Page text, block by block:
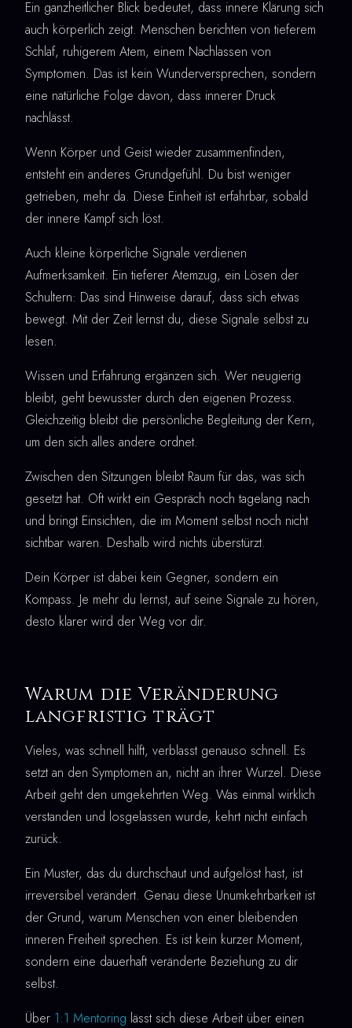
Ein ganzheitlicher Blick bedeutet, dass innere Klärung sich
auch körperlich zeigt. Menschen berichten von tieferem
Schlaf, ruhigerem Atem, einem Nachlassen von
Symptomen. Das ist kein Wunderversprechen, sondern
eine natürliche Folge davon, dass innerer Druck
nachlässt.
Wenn Körper und Geist wieder zusammenfinden,
entsteht ein anderes Grundgefühl. Du bist weniger
getrieben, mehr da. Diese Einheit ist erfahrbar, sobald
der innere Kampf sich löst.
Auch kleine körperliche Signale verdienen
Aufmerksamkeit. Ein tieferer Atemzug, ein Lösen der
Schultern: Das sind Hinweise darauf, dass sich etwas
bewegt. Mit der Zeit lernst du, diese Signale selbst zu
lesen.
Wissen und Erfahrung ergänzen sich. Wer neugierig
bleibt, geht bewusster durch den eigenen Prozess.
Gleichzeitig bleibt die persönliche Begleitung der Kern,
um den sich alles andere ordnet.
Zwischen den Sitzungen bleibt Raum für das, was sich
gesetzt hat. Oft wirkt ein Gespräch noch tagelang nach
und bringt Einsichten, die im Moment selbst noch nicht
sichtbar waren. Deshalb wird nichts überstürzt.
Dein Körper ist dabei kein Gegner, sondern ein
Kompass. Je mehr du lernst, auf seine Signale zu hören,
desto klarer wird der Weg vor dir.
Warum die Veränderung
langfristig trägt
Vieles, was schnell hilft, verblasst genauso schnell. Es
setzt an den Symptomen an, nicht an ihrer Wurzel. Diese
Arbeit geht den umgekehrten Weg. Was einmal wirklich
verstanden und losgelassen wurde, kehrt nicht einfach
zurück.
Ein Muster, das du durchschaut und aufgelöst hast, ist
irreversibel verändert. Genau diese Unumkehrbarkeit ist
der Grund, warum Menschen von einer bleibenden
inneren Freiheit sprechen. Es ist kein kurzer Moment,
sondern eine dauerhaft veränderte Beziehung zu dir
selbst.
Über 1:1 Mentoring lässt sich diese Arbeit über einen